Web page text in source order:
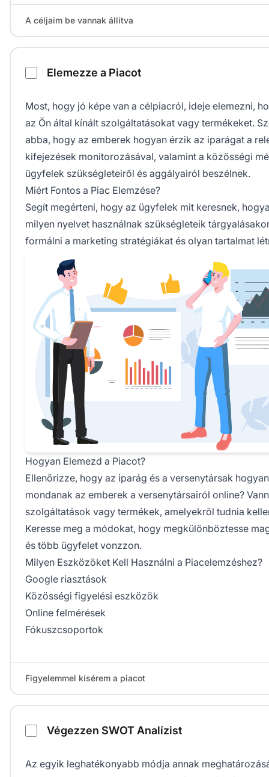
A céljaim be vannak állítva
Elemezze a Piacot
Most, hogy jó képe van a célpiacról, ideje elemezni,
az Ön által kínált szolgáltatásokat vagy termékeket.
abba, hogy az emberek hogyan érzik az iparágat a
kifejezések monitorozásával, valamint a közösségi
ügyfelek szükségleteiről és aggályairól beszélnek.
Miért Fontos a Piac Elemzése?
Segít megérteni, hogy az ügyfelek mit keresnek,
milyen nyelvet használnak szükségleteik
formálni a marketing stratégiákat és olyan tartalmat
Hogyan Elemezd a Piacot?
Ellenőrizze, hogy az iparág és a versenytársak
mondanak az emberek a versenytársairól online?
szolgáltatások vagy termékek, amelyekről tudnia
Keresse meg a módokat, hogy megkülönböztesse
és több ügyfelet vonzzon.
Milyen Eszközöket Kell Használni a Piacelemzéshez?
Google riasztások
Közösségi figyelési eszközök
Online felmérések
Fókuszcsoportok
Figyelemmel kísérem a piacot
Végezzen SWOT Analízist
Az egyik leghatékonyabb módja annak